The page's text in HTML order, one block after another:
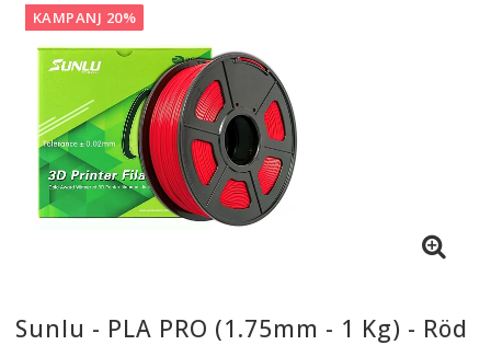
3D-Skrivare — Tillbehör
3D-Skrivare — Delar
Resin
3D-Pennor & Tillbehör
KAMPANJ 20%
Sunlu - PLA PRO (1.75mm - 1 Kg) - Röd